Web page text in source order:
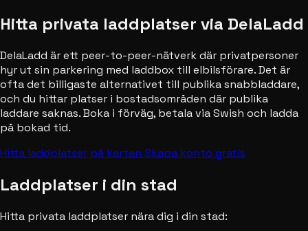
Hitta privata laddplatser via DelaLadd
DelaLadd är ett peer-to-peer-nätverk där privatpersoner
hyr ut sin parkering med laddbox till elbilsförare. Det är
ofta det billigaste alternativet till publika snabbladdare,
och du hittar platser i bostadsområden där publika
laddare saknas. Boka i förväg, betala via Swish och ladda
på bokad tid.
Hitta laddplatser på kartan Skapa konto gratis
Laddplatser i din stad
Hitta privata laddplatser nära dig i din stad: